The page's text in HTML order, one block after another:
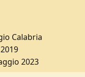
Calabria
2023